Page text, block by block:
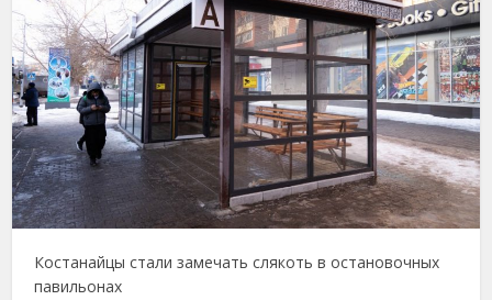
Костанайцы стали замечать слякоть в остановочных
павильонах